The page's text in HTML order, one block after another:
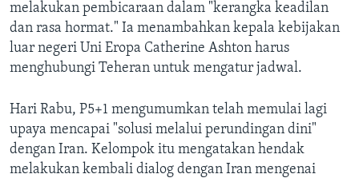
melakukan pembicaraan dalam "kerangka keadilan
dan rasa hormat." Ia menambahkan kepala kebijakan
luar negeri Uni Eropa Catherine Ashton harus
menghubungi Teheran untuk mengatur jadwal.
Hari Rabu, P5+1 mengumumkan telah memulai lagi
upaya mencapai "solusi melalui perundingan dini"
dengan Iran. Kelompok itu mengatakan hendak
melakukan kembali dialog dengan Iran mengenai